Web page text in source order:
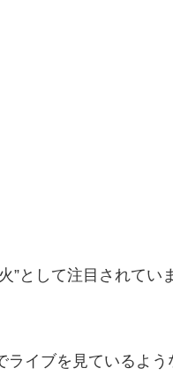
”として注目されてい
ライブを見ているよう